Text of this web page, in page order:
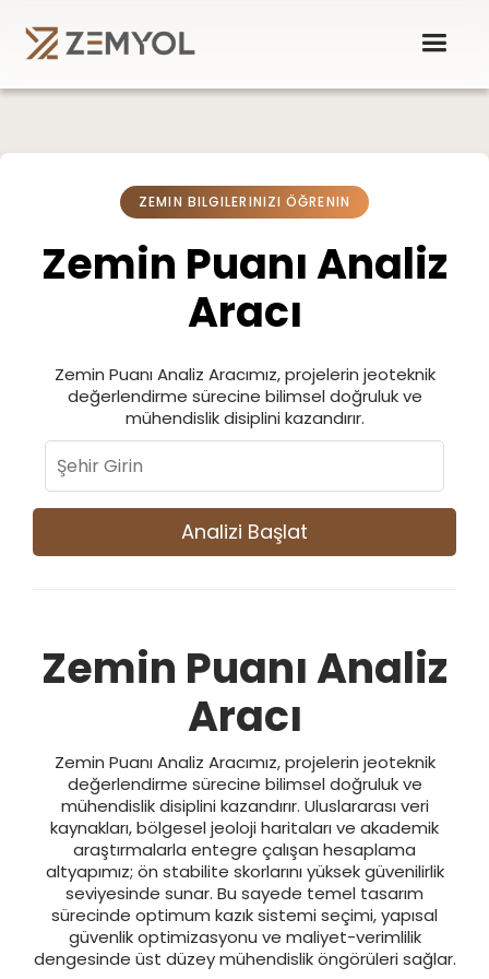
ZEMIN BILGILERINIZI ÖĞRENIN
Zemin Puanı Analiz
Aracı
Zemin Puanı Analiz Aracımız, projelerin jeoteknik
değerlendirme sürecine bilimsel doğruluk ve
mühendislik disiplini kazandırır.
Analizi Başlat
Zemin Puanı Analiz
Aracı
Zemin Puanı Analiz Aracımız, projelerin jeoteknik
değerlendirme sürecine bilimsel doğruluk ve
mühendislik disiplini kazandırır. Uluslararası veri
kaynakları, bölgesel jeoloji haritaları ve akademik
araştırmalarla entegre çalışan hesaplama
altyapımız; ön stabilite skorlarını yüksek güvenilirlik
seviyesinde sunar. Bu sayede temel tasarım
sürecinde optimum kazık sistemi seçimi, yapısal
güvenlik optimizasyonu ve maliyet-verimlilik
dengesinde üst düzey mühendislik öngörüleri sağlar.
0
Skor:
Toprak Tipi: